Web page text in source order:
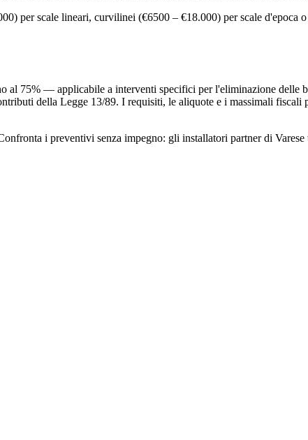
per scale lineari, curvilinei (€6500 – €18.000) per scale d'epoca
al 75% — applicabile a interventi specifici per l'eliminazione delle
della Legge 13/89. I requisiti, le aliquote e i massimali
i preventivi senza impegno: gli installatori partner di